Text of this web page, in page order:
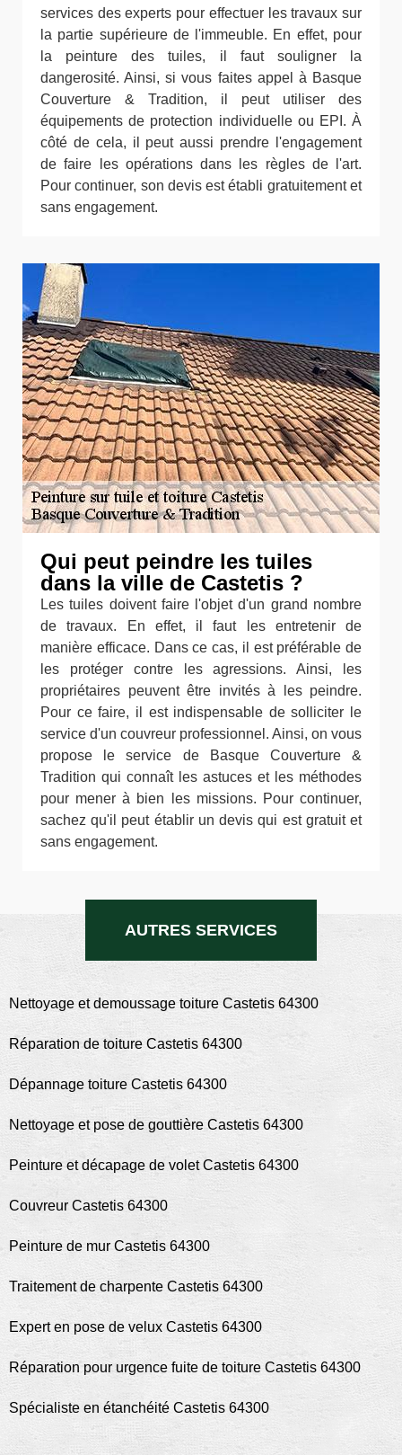
services des experts pour effectuer les travaux sur
la partie supérieure de l'immeuble. En effet, pour
la peinture des tuiles, il faut souligner la
dangerosité. Ainsi, si vous faites appel à Basque
Couverture & Tradition, il peut utiliser des
équipements de protection individuelle ou EPI. À
côté de cela, il peut aussi prendre l'engagement
de faire les opérations dans les règles de l'art.
Pour continuer, son devis est établi gratuitement et
sans engagement.
Qui peut peindre les tuiles
dans la ville de Castetis ?
Les tuiles doivent faire l'objet d'un grand nombre
de travaux. En effet, il faut les entretenir de
manière efficace. Dans ce cas, il est préférable de
les protéger contre les agressions. Ainsi, les
propriétaires peuvent être invités à les peindre.
Pour ce faire, il est indispensable de solliciter le
service d'un couvreur professionnel. Ainsi, on vous
propose le service de Basque Couverture &
Tradition qui connaît les astuces et les méthodes
pour mener à bien les missions. Pour continuer,
sachez qu'il peut établir un devis qui est gratuit et
sans engagement.
AUTRES SERVICES
Nettoyage et demoussage toiture Castetis 64300
Réparation de toiture Castetis 64300
Dépannage toiture Castetis 64300
Nettoyage et pose de gouttière Castetis 64300
Peinture et décapage de volet Castetis 64300
Couvreur Castetis 64300
Peinture de mur Castetis 64300
Traitement de charpente Castetis 64300
Expert en pose de velux Castetis 64300
Réparation pour urgence fuite de toiture Castetis 64300
Spécialiste en étanchéité Castetis 64300